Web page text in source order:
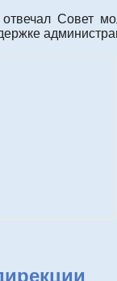
отвечал Совет